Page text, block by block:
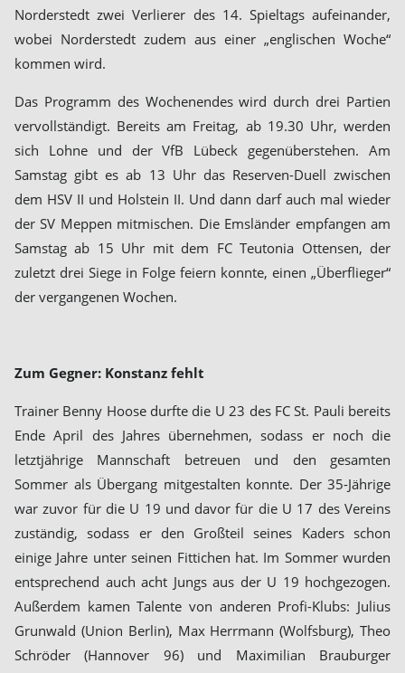
Norderstedt zwei Verlierer des 14. Spieltags aufeinander,
wobei Norderstedt zudem aus einer „englischen Woche“
kommen wird.
Das Programm des Wochenendes wird durch drei Partien
vervollständigt. Bereits am Freitag, ab 19.30 Uhr, werden
sich Lohne und der VfB Lübeck gegenüberstehen. Am
Samstag gibt es ab 13 Uhr das Reserven-Duell zwischen
dem HSV II und Holstein II. Und dann darf auch mal wieder
der SV Meppen mitmischen. Die Emsländer empfangen am
Samstag ab 15 Uhr mit dem FC Teutonia Ottensen, der
zuletzt drei Siege in Folge feiern konnte, einen „Überflieger“
der vergangenen Wochen.
Zum Gegner: Konstanz fehlt
Trainer Benny Hoose durfte die U 23 des FC St. Pauli bereits
Ende April des Jahres übernehmen, sodass er noch die
letztjährige Mannschaft betreuen und den gesamten
Sommer als Übergang mitgestalten konnte. Der 35-Jährige
war zuvor für die U 19 und davor für die U 17 des Vereins
zuständig, sodass er den Großteil seines Kaders schon
einige Jahre unter seinen Fittichen hat. Im Sommer wurden
entsprechend auch acht Jungs aus der U 19 hochgezogen.
Außerdem kamen Talente von anderen Profi-Klubs: Julius
Grunwald (Union Berlin), Max Herrmann (Wolfsburg), Theo
Schröder (Hannover 96) und Maximilian Brauburger